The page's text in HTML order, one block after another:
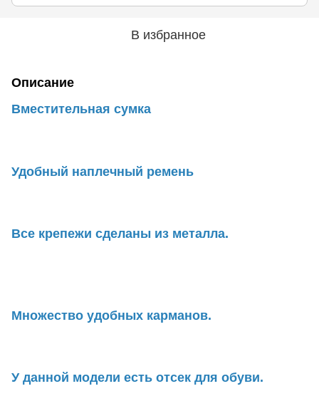
В избранное
Описание
Вместительная сумка
Удобный наплечный ремень
Все крепежи сделаны из металла.
Множество удобных карманов.
У данной модели есть отсек для обуви.